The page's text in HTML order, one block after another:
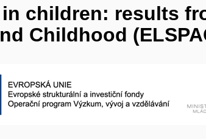
children: results
Childhood